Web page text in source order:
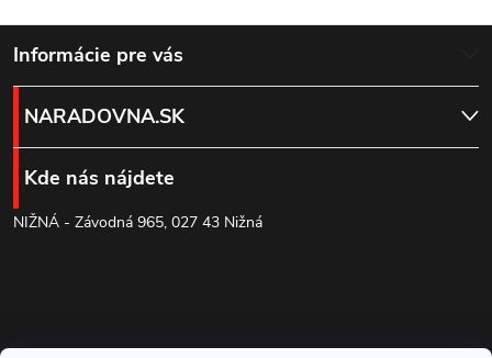
Z
á
p
ä
Informácie pre vás
NARADOVNA.SK
Kde nás nájdete
NIŽNÁ - Závodná 965, 027 43 Nižná